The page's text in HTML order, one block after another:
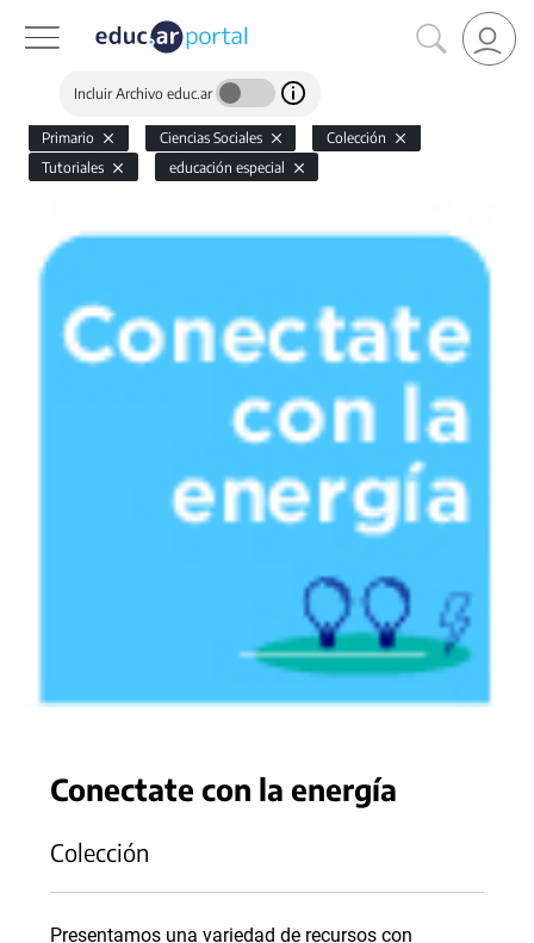
Incluir Archivo educ.ar
Primario Ciencias Sociales
Colección
Tutoriales
educación especial
Conectate con la energía
Colección
Presentamos una variedad de recursos con